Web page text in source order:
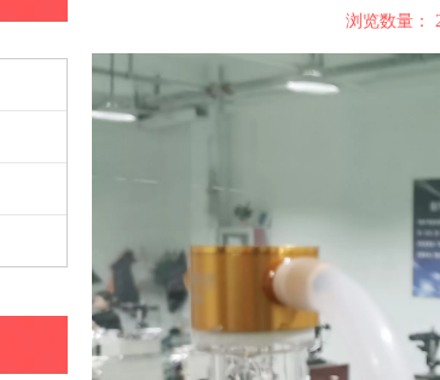
浏览数量：
["wechat","weibo","qzone","douban","email"]